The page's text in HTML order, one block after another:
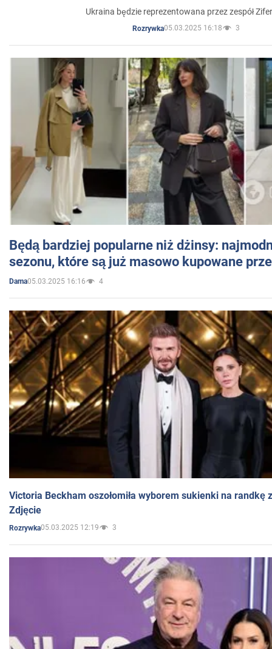
Ukraina będzie reprezentowana przez zespół
Rozrywka05.03.2025 16:18 3
Będą bardziej popularne niż dżinsy:
sezonu, które są już masowo kupowane
Dama05.03.2025 16:16 4
Victoria Beckham oszołomiła wyborem sukienki na randkę
Zdjęcie
Rozrywka05.03.2025 12:19 3